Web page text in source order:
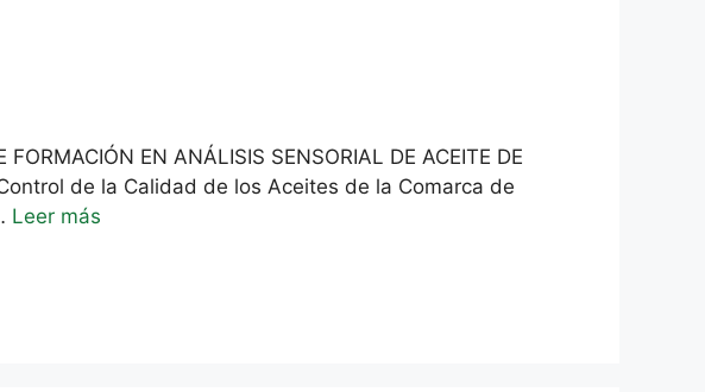
EN ANÁLISIS SENSORIAL DE ACEITE DE
de la Calidad de los Aceites de la Comarca de
Leer más